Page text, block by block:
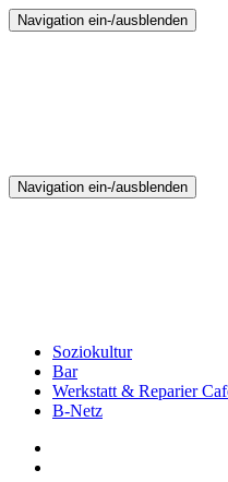
Navigation ein-/ausblenden
Navigation ein-/ausblenden
Soziokultur
Bar
Werkstatt & Reparier
B-Netz